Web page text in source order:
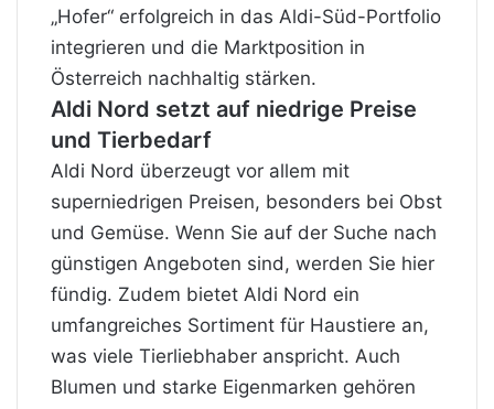
„Hofer“ erfolgreich in das Aldi-Süd-Portfolio
integrieren und die Marktposition in
Österreich nachhaltig stärken.
Aldi Nord setzt auf niedrige Preise
und Tierbedarf
Aldi Nord überzeugt vor allem mit
superniedrigen Preisen, besonders bei Obst
und Gemüse. Wenn Sie auf der Suche nach
günstigen Angeboten sind, werden Sie hier
fündig. Zudem bietet Aldi Nord ein
umfangreiches Sortiment für Haustiere an,
was viele Tierliebhaber anspricht. Auch
Blumen und starke Eigenmarken gehören